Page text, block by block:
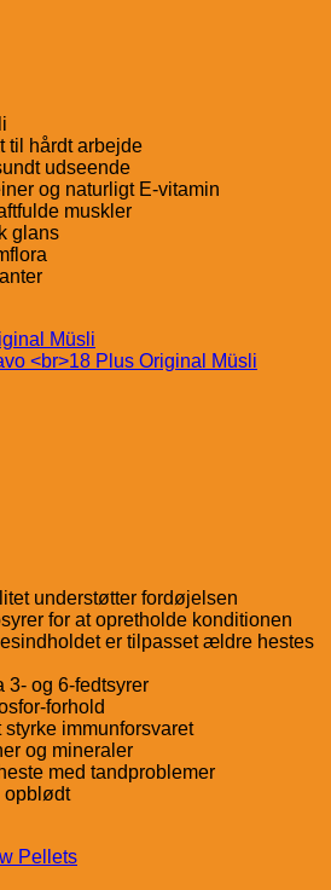
til hårdt arbejde
udseende
og naturligt E-vitamin
muskler
glans
understøtter fordøjelsen
for at opretholde konditionen
er tilpasset ældre hestes
3- og 6-fedtsyrer
forhold
immunforsvaret
og mineraler
med tandproblemer
opblødt